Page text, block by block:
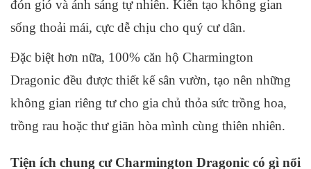
đón gió và ánh sáng tự nhiên. Kiến tạo không gian
sống thoải mái, cực dễ chịu cho quý cư dân.
Đặc biệt hơn nữa, 100% căn hộ Charmington
Dragonic đều được thiết kế sân vườn, tạo nên những
không gian riêng tư cho gia chủ thỏa sức trồng hoa,
trồng rau hoặc thư giãn hòa mình cùng thiên nhiên.
Tiện ích chung cư Charmington Dragonic có gì nổi